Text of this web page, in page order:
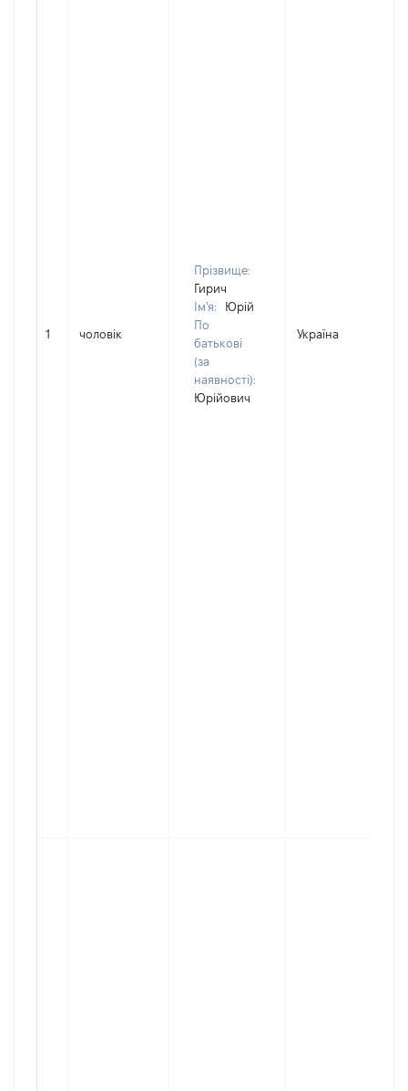
1 чоловік
Прізвище:
Гирич
Ім'я:
Юрій
По
батькові
(за
наявності):
Юрійович
Україна